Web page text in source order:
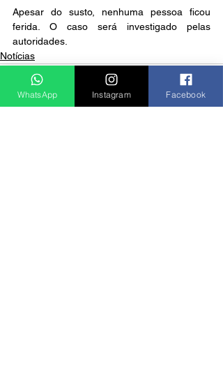
Apesar do susto, nenhuma pessoa ficou
ferida. O caso será investigado pelas
autoridades.
Notícias
WhatsApp Instagram Facebook